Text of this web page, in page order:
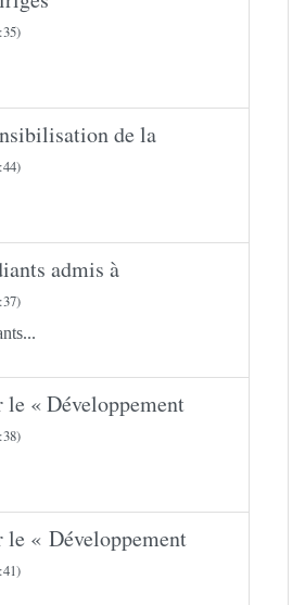
de la
admis à
le « Développement
le « Développement